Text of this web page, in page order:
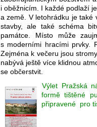
i oběžnicím. I každé podlaží
a země. V letohrádku je také
stavby, ale také schéma
památce. Místo může
s moderními hracími prvky.
Zejména k večeru jsou
nabývá ještě více klidnou
se občerstvit.
Výlet Pražská
formě tištěné
připravené pro